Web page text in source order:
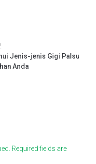
Jenis-jenis Gigi Palsu
Anda
Required fields are